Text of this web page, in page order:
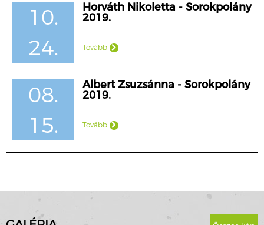
10.
24.
Horváth Nikoletta - Sorokpolány
2019.
Tovább
08.
15.
Albert Zsuzsánna - Sorokpolány
2019.
Tovább